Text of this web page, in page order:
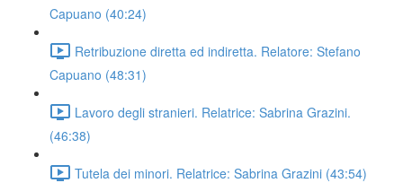
Capuano (40:24)
Retribuzione diretta ed indiretta. Relatore: Stefano
Capuano (48:31)
Lavoro degli stranieri. Relatrice: Sabrina Grazini.
(46:38)
Tutela dei minori. Relatrice: Sabrina Grazini (43:54)